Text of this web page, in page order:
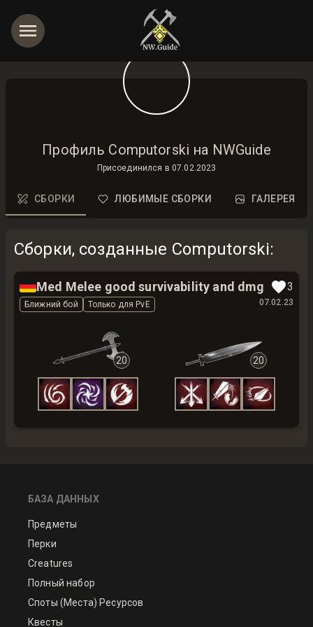
Профиль Computorski на NWGuide
Присоединился в 07.02.2023
СБОРКИ ЛЮБИМЫЕ СБОРКИ ГАЛЕРЕЯ
Сборки, созданные Computorski:
🇩🇪Med Melee good survivability and dmg 3
Ближний бой Только для PvE 07.02.23
20 20
БАЗА ДАННЫХ
Предметы
Перки
Creatures
Полный набор
Споты (Места) Ресурсов
Квесты